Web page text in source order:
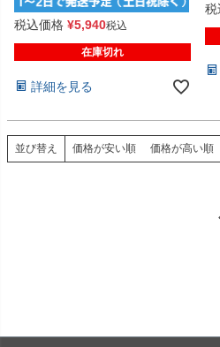
税込価格 ¥5,940税込
在庫切れ
詳細を見る
税
並び替え 価格が安い順 価格が高い順